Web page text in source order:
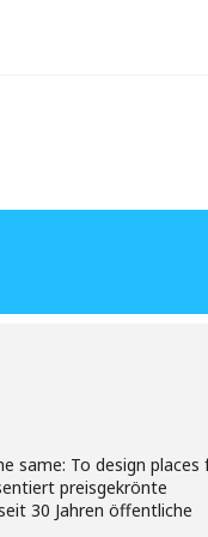
same: To design places
preisgekrönte
30 Jahren öffentliche